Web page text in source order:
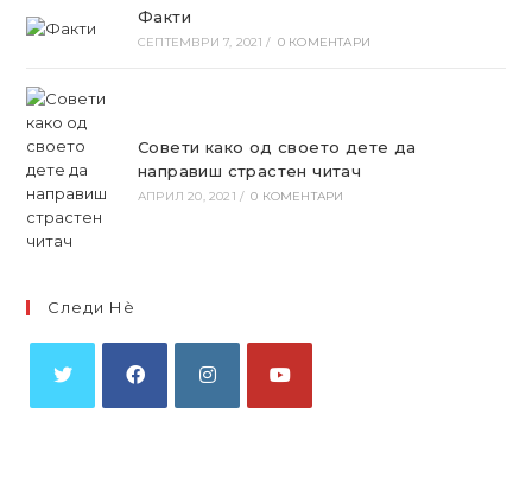
Факти
СЕПТЕМВРИ 7, 2021 / 0 КОМЕНТАРИ
Совети како од своето дете да
направиш страстен читач
АПРИЛ 20, 2021 / 0 КОМЕНТАРИ
Следи Нѐ